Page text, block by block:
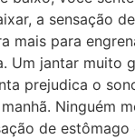
a sensação
mais para
Um jantar muito
prejudica o
Ninguém
de